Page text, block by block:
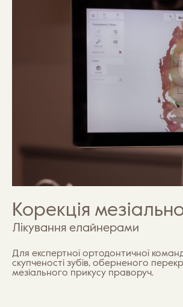
Корекція
Лікування елайнерами
Для експертної ортодонтичної
скупченості зубів, оберненого
мезіального прикусу праворуч.